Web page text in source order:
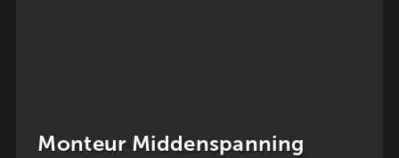
Projectleider Energietransitie